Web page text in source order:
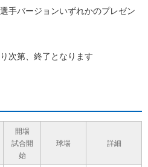
手バージョンいずれかのプレゼン
次第、終了となります
開場
試合開
始
球場 詳細